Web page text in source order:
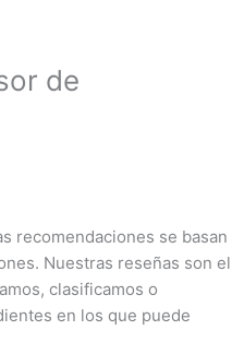
de
recomendaciones se basan
Nuestras reseñas son el
clasificamos o
en los que puede